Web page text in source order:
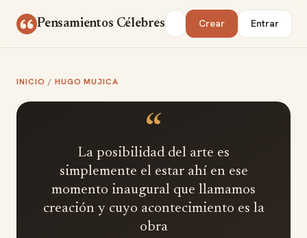
Pensamientos Célebres Buscar Crear Entrar
INICIO / HUGO MUJICA
“
La posibilidad del arte es
simplemente el estar ahí en ese
momento inaugural que llamamos
creación y cuyo acontecimiento es la
obra